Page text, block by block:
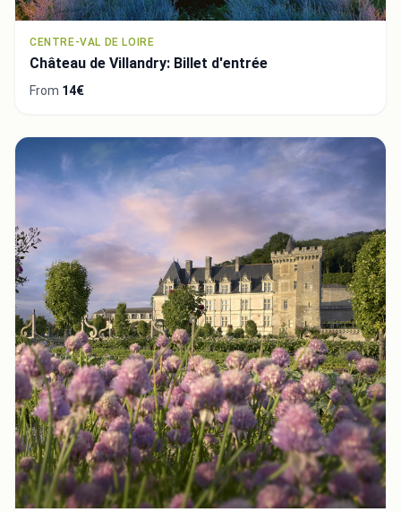
CENTRE-VAL DE LOIRE
Château de Villandry: Billet d'entrée
From 14€